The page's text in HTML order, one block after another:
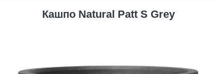
Кашпо Natural Patt S Grey